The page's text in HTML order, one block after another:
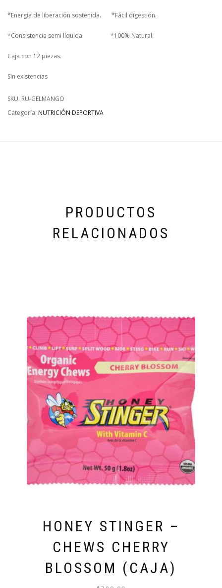
*Energía de liberación sostenida. *Fácil digestión.
*Consistencia semi líquida. *100% Natural.
Caja con 12 piezas.
Sin existencias
SKU: RU-GELMANGO
Categoría: NUTRICIÓN DEPORTIVA
PRODUCTOS
RELACIONADOS
HONEY STINGER –
CHEWS CHERRY
BLOSSOM (CAJA)